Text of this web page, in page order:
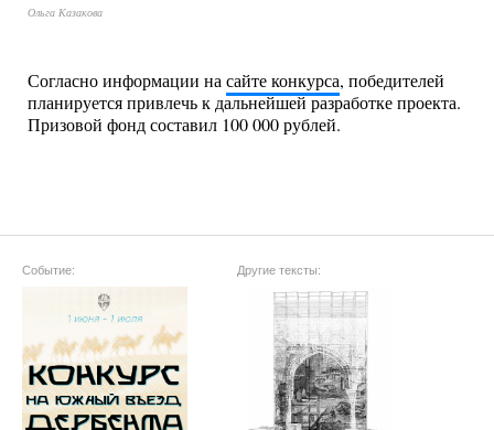
Ольга Казакова
Согласно информации насайте конкурса, победителей
планируется привлечь к дальнейшей разработке проекта.
Призовой фонд составил 100 000 рублей.
Событие: Другие тексты: